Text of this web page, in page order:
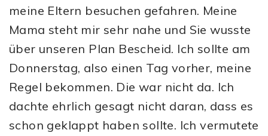
meine Eltern besuchen gefahren. Meine
Mama steht mir sehr nahe und Sie wusste
über unseren Plan Bescheid. Ich sollte am
Donnerstag, also einen Tag vorher, meine
Regel bekommen. Die war nicht da. Ich
dachte ehrlich gesagt nicht daran, dass es
schon geklappt haben sollte. Ich vermutete